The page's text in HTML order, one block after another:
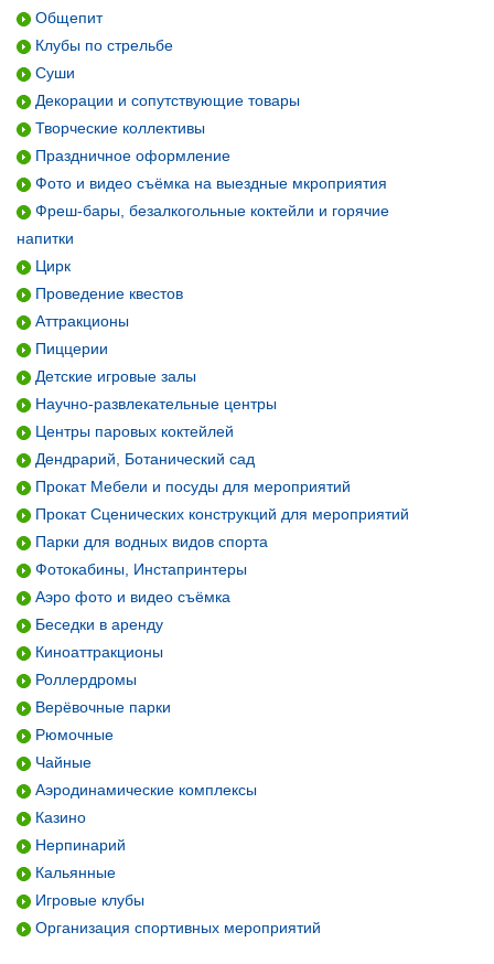
Общепит
Клубы по стрельбе
Суши
Декорации и сопутствующие товары
Творческие коллективы
Праздничное оформление
Фото и видео съёмка на выездные мкроприятия
Фреш-бары, безалкогольные коктейли и горячие
напитки
Цирк
Проведение квестов
Аттракционы
Пиццерии
Детские игровые залы
Научно-развлекательные центры
Центры паровых коктейлей
Дендрарий, Ботанический сад
Прокат Мебели и посуды для мероприятий
Прокат Сценических конструкций для мероприятий
Парки для водных видов спорта
Фотокабины, Инстапринтеры
Аэро фото и видео съёмка
Беседки в аренду
Киноаттракционы
Роллердромы
Верёвочные парки
Рюмочные
Чайные
Аэродинамические комплексы
Казино
Нерпинарий
Кальянные
Игровые клубы
Организация спортивных мероприятий